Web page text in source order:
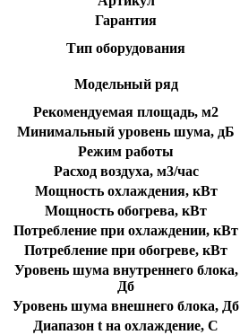
Гарантия
Тип оборудования
Модельный ряд
Рекомендуемая площадь, м2
Минимальный уровень шума, дБ
Режим работы
Расход воздуха, м3/час
Мощность охлаждения, кВт
Мощность обогрева, кВт
Потребление при охлаждении, кВт
Потребление при обогреве, кВт
Уровень шума внутреннего блока,
Дб
Уровень шума внешнего блока, Дб
Диапазон t на охлаждение, C